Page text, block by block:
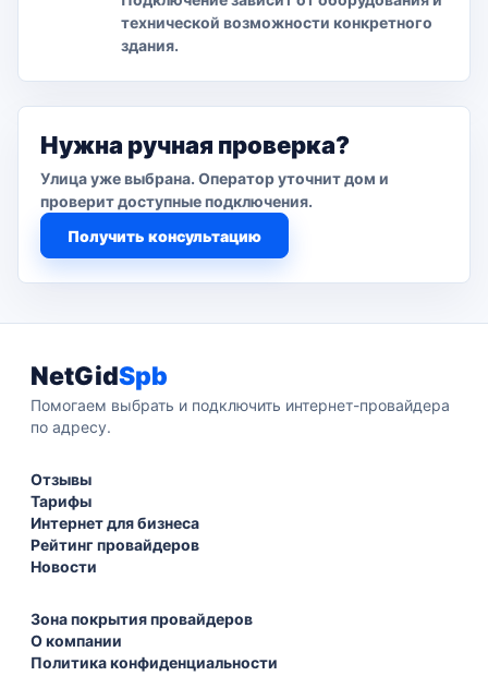
технической возможности конкретного
здания.
Нужна ручная проверка?
Улица уже выбрана. Оператор уточнит дом и
проверит доступные подключения.
Получить консультацию
NetGidSpb
Помогаем выбрать и подключить интернет-провайдера
по адресу.
Отзывы
Тарифы
Интернет для бизнеса
Рейтинг провайдеров
Новости
Зона покрытия провайдеров
О компании
Политика конфиденциальности